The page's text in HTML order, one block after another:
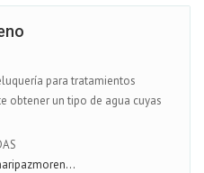
para tratamientos
obtener un tipo de agua cuyas